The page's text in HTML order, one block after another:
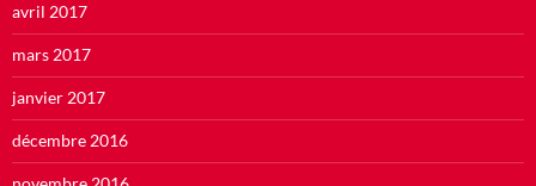
avril 2017
mars 2017
janvier 2017
décembre 2016